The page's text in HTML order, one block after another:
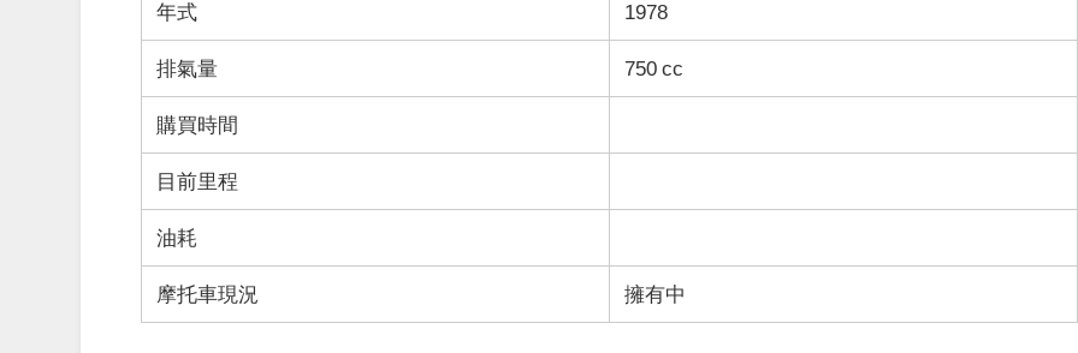
年式 1978
排氣量 750 cc
購買時間
目前里程
油耗
摩托車現況 擁有中